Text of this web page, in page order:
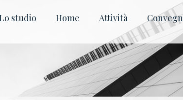
studio Home Attività